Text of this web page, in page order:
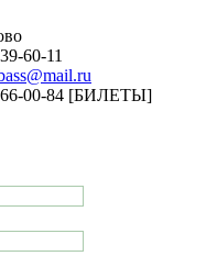
60-11
66-00-84 [БИЛЕТЫ]